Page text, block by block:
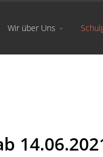
Wir über Uns